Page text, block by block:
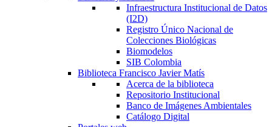
Infraestructura Institucional de Datos
(I2D)
Registro Único Nacional de
Colecciones Biológicas
Biomodelos
SIB Colombia
Biblioteca Francisco Javier Matís
Acerca de la biblioteca
Repositorio Institucional
Banco de Imágenes Ambientales
Catálogo Digital